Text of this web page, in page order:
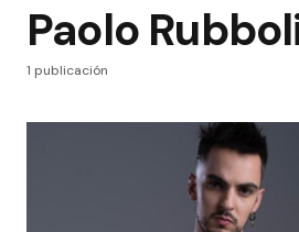
Paolo
1 publicación